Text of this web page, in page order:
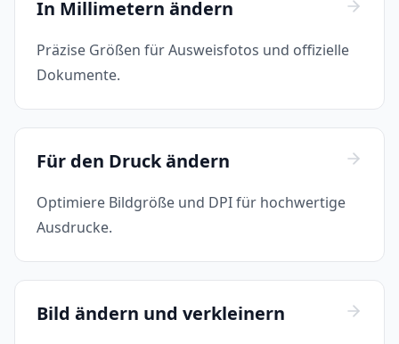
In Millimetern ändern
Präzise Größen für Ausweisfotos und offizielle
Dokumente.
Für den Druck ändern
Optimiere Bildgröße und DPI für hochwertige
Ausdrucke.
Bild ändern und verkleinern